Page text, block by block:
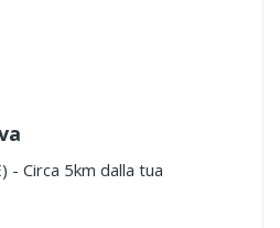
- Circa 5km dalla tua